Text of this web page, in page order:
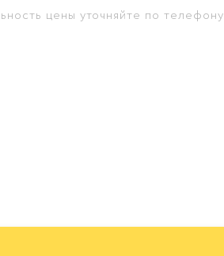
цены уточняйте по телефону